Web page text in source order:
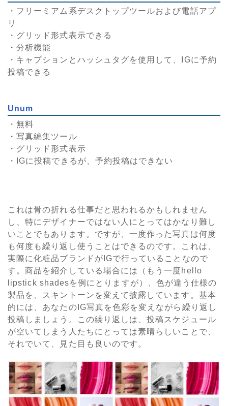
・フリーミアム系デスクトップツールおよび電話アプ
リ
・グリッド形式表示できる
・分析機能
・キャプションとハッシュタグを使用して、IGに予約
投稿できる
Unum
・無料
・写真編集ツール
・グリッド形式表示
・IGに投稿できるが、予約投稿はできない
これは骨の折れる仕事だと思われるかもしれません
し、特にデザイナーではない人にとってはかなり難し
いことでもあります。ですが、一度作った写真は何度
も何度も繰り返し使うことはできるのです。これは、
実際に化粧品ブランドがIGで行っていることなので
す。商品を紹介している場合には（もう一度hello
lipstick shadesを例にとりますが）、色が違う仕様の
製品を、スキントーンを変えて披露しています。基本
的には、あなたのIG写真を色彩を変えながら繰り返し
投稿しましょう。この繰り返しは、投稿スケジュール
が空いてしまう人たちにとっては素晴らしいことで、
それでいて、見た目も良いのです。